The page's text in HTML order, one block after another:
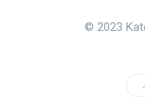
© 2023